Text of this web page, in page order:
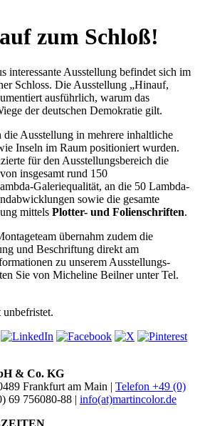
zum Schloß!
interessante Ausstellung befindet sich im
Schloss. Die Ausstellung „Hinauf,
ausführlich, warum das
der deutschen Demokratie gilt.
die Ausstellung in mehrere inhaltliche
Inseln im Raum positioniert wurden.
für den Ausstellungsbereich die
insgesamt rund 150
Galeriequalität, an die 50 Lambda-
sowie die gesamte
mittels Plotter- und Folienschriften.
übernahm zudem die
und Beschriftung direkt am
zu unserem Ausstellungs-
Sie von Micheline Beilner unter Tel.
unbefristet.
& Co. KG
Frankfurt am Main | Telefon +49 (0)
69 756080-88 | info(at)martincolor.de